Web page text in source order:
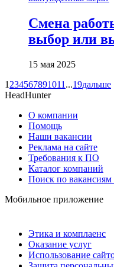
Смена
выбор или
15 мая 2025
1 234567891011 ...19дальше
HeadHunter
О компании
Помощь
Наши вакансии
Реклама на сайте
Требования к ПО
Каталог компаний
Поиск по вакансиям
Мобильное приложение
Этика и комплаенс
Оказание услуг
Использование